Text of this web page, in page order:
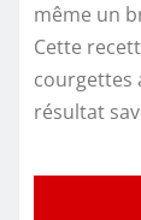
même un
Cette
courgettes
résultat